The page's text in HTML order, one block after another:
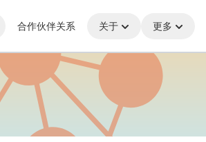
合作伙伴关系 关于 更多